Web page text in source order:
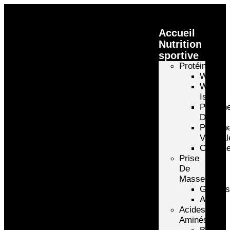
Accueil
Nutrition
sportive
Protéines
Whey
Whey
Isolate
D’oeuf
Prise
De
Masse
Gainers
Autre
Acides
Aminés